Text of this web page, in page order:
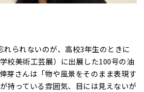
れられないのが、高校3年生のときに
校美術工芸展）に出展した100号の油
芽さんは「物や風景をそのまま表現す
持っている雰囲気、目には見えないが